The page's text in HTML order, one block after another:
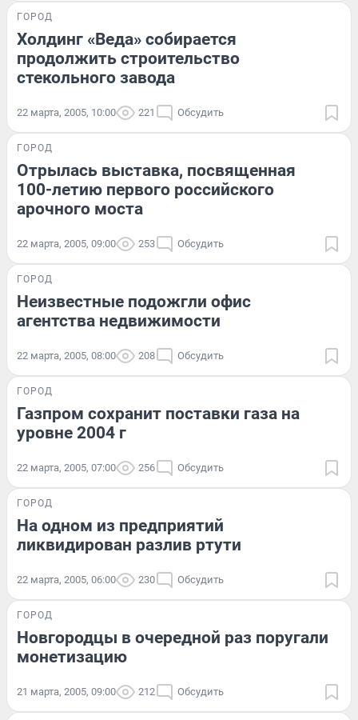
ГОРОД
Холдинг «Веда» собирается
продолжить строительство
стекольного завода
22 марта, 2005, 10:00 221 Обсудить
ГОРОД
Отрылась выставка, посвященная
100-летию первого российского
арочного моста
22 марта, 2005, 09:00 253 Обсудить
ГОРОД
Неизвестные подожгли офис
агентства недвижимости
22 марта, 2005, 08:00 208 Обсудить
ГОРОД
Газпром сохранит поставки газа на
уровне 2004 г
22 марта, 2005, 07:00 256 Обсудить
ГОРОД
На одном из предприятий
ликвидирован разлив ртути
22 марта, 2005, 06:00 230 Обсудить
ГОРОД
Новгородцы в очередной раз поругали
монетизацию
21 марта, 2005, 09:00 212 Обсудить